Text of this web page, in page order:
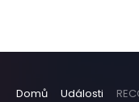
Domů Události